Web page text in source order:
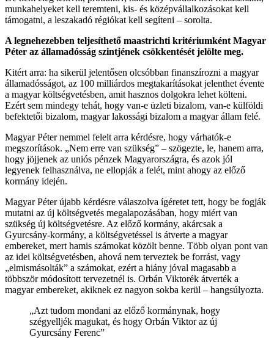
munkahelyeket kell teremteni, kis- és középvállalkozásokat kell
támogatni, a leszakadó régiókat kell segíteni – sorolta.
A legnehezebben teljesíthető maastrichti kritériumként Magyar
Péter az államadósság szintjének csökkentését jelölte meg.
Kitért arra: ha sikerül jelentősen olcsóbban finanszírozni a magyar
államadósságot, az 100 milliárdos megtakarításokat jelenthet évente
a magyar költségvetésben, amit hasznos dolgokra lehet költeni.
Ezért sem mindegy tehát, hogy van-e üzleti bizalom, van-e külföldi
befektetői bizalom, magyar lakossági bizalom a magyar állam felé.
Magyar Péter nemmel felelt arra kérdésre, hogy várhatók-e
megszorítások. „Nem erre van szükség” – szögezte, le, hanem arra,
hogy jöjjenek az uniós pénzek Magyarországra, és azok jól
legyenek felhasználva, ne ellopják a felét, mint ahogy az előző
kormány idején.
Magyar Péter újabb kérdésre válaszolva ígéretet tett, hogy be fogják
mutatni az új költségvetés megalapozásában, hogy miért van
szükség új költségvetésre. Az előző kormány, akárcsak a
Gyurcsány-kormány, a költségvetéssel is átverte a magyar
embereket, mert hamis számokat közölt benne. Több olyan pont van
az idei költségvetésben, ahová nem terveztek be forrást, vagy
„elmismásolták” a számokat, ezért a hiány jóval magasabb a
többször módosított tervezetnél is. Orbán Viktorék átverték a
magyar embereket, akiknek ez nagyon sokba kerül – hangsúlyozta.
„Azt tudom mondani az előző kormánynak, hogy
szégyelljék magukat, és hogy Orbán Viktor az új
Gyurcsány Ferenc”